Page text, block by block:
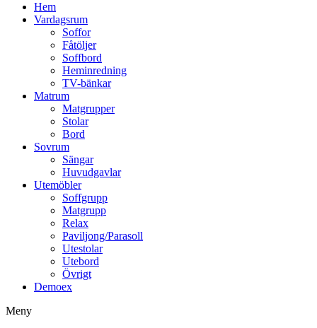
Hem
Vardagsrum
Soffor
Fåtöljer
Soffbord
Heminredning
TV-bänkar
Matrum
Matgrupper
Stolar
Bord
Sovrum
Sängar
Huvudgavlar
Utemöbler
Soffgrupp
Matgrupp
Relax
Paviljong/Parasoll
Utestolar
Utebord
Övrigt
Demoex
Meny